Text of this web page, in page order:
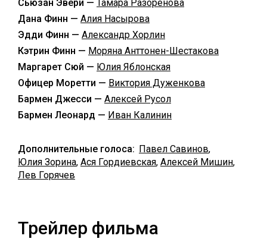
Сьюзан Эвери — Тамара Разорёнова
Дана Финн — Алия Насырова
Эдди Финн — Александр Хорлин
Кэтрин Финн — Моряна Анттонен-Шестакова
Маргарет Сюй — Юлия Яблонская
Офицер Моретти — Виктория Дуженкова
Бармен Джесси — Алексей Русол
Бармен Леонард — Иван Калинин
Дополнительные голоса: Павел Савинов,
Юлия Зорина, Ася Гордиевская, Алексей Мишин,
Лев Горячев
Трейлер фильма